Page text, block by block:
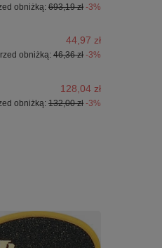
obniżką: 693,19 zł -3%
44,97 zł
obniżką: 46,36 zł -3%
128,04 zł
obniżką: 132,00 zł -3%